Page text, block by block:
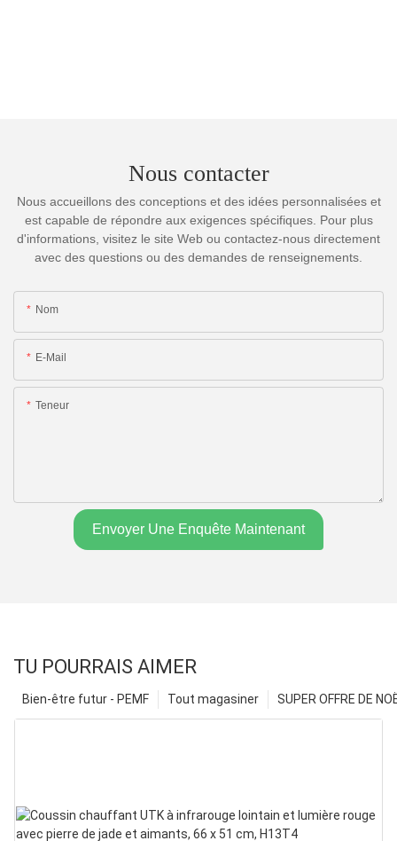
Nous contacter
Nous accueillons des conceptions et des idées personnalisées et
est capable de répondre aux exigences spécifiques. Pour plus
d'informations, visitez le site Web ou contactez-nous directement
avec des questions ou des demandes de renseignements.
Nom
E-Mail
Teneur
Envoyer Une Enquête Maintenant
TU POURRAIS AIMER
SUPER OFFRE DE
Tout magasiner
Bien-être futur - PEMF